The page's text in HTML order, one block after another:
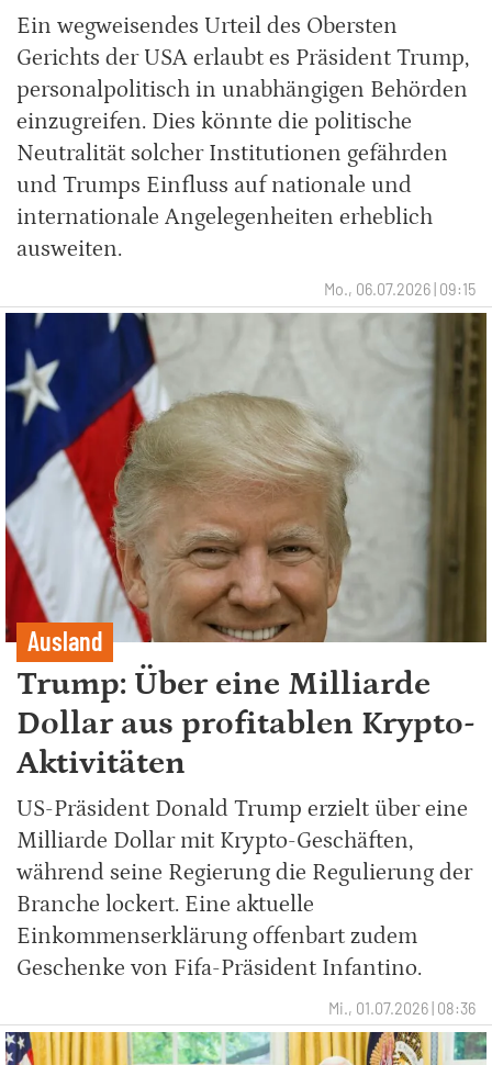
Ein wegweisendes Urteil des Obersten
Gerichts der USA erlaubt es Präsident Trump,
personalpolitisch in unabhängigen Behörden
einzugreifen. Dies könnte die politische
Neutralität solcher Institutionen gefährden
und Trumps Einfluss auf nationale und
internationale Angelegenheiten erheblich
ausweiten.
Mo., 06.07.2026 | 09:15
Ausland
Trump: Über eine Milliarde
Dollar aus profitablen Krypto-
Aktivitäten
US-Präsident Donald Trump erzielt über eine
Milliarde Dollar mit Krypto-Geschäften,
während seine Regierung die Regulierung der
Branche lockert. Eine aktuelle
Einkommenserklärung offenbart zudem
Geschenke von Fifa-Präsident Infantino.
Mi., 01.07.2026 | 08:36